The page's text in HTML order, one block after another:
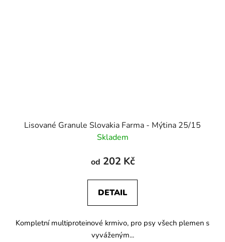
Lisované Granule Slovakia Farma - Mýtina 25/15
Skladem
od 202 Kč
DETAIL
Kompletní multiproteinové krmivo, pro psy všech plemen s
vyváženým...